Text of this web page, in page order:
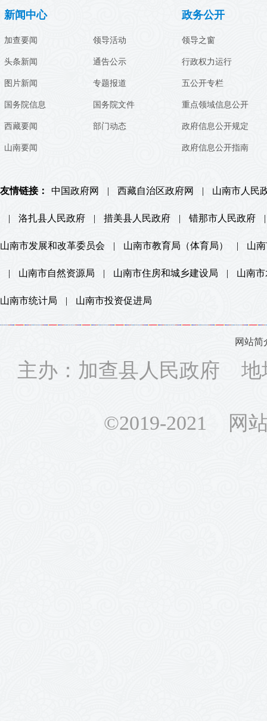
新闻中心
加查要闻
头条新闻
图片新闻
国务院信息
西藏要闻
山南要闻
领导活动
通告公示
专题报道
国务院文件
部门动态
政务公开
领导之窗
行政权力运行
五公开专栏
重点领域信息公开
政府信息公开规定
政府信息公开指南
友情链接： 中国政府网 | 西藏自治区政府网 | 山南市人民
| 洛扎县人民政府 | 措美县人民政府 | 错那市人民政府 |
山南市发展和改革委员会 | 山南市教育局（体育局） | 山
| 山南市自然资源局 | 山南市住房和城乡建设局 | 山南
山南市统计局 | 山南市投资促进局
网站简
主办：加查县人民政府 地
©2019-2021 网